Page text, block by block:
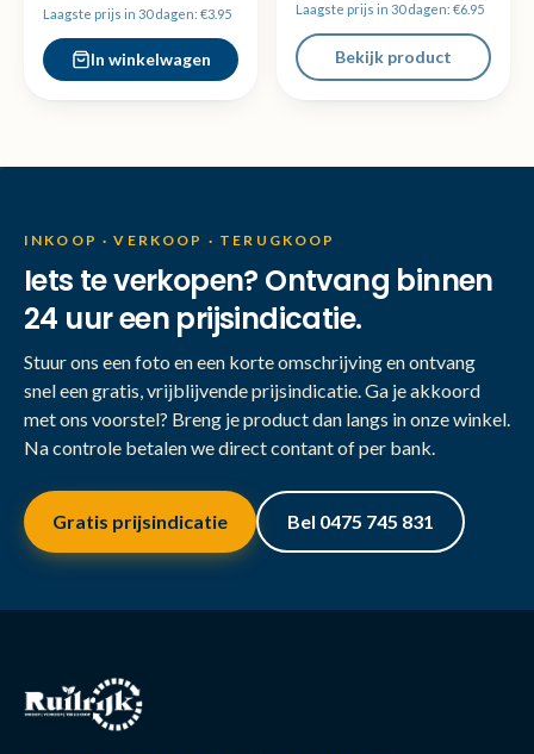
Laagste prijs in 30 dagen: €3.95
In winkelwagen
Laagste prijs in 30 dagen: €6.95
Bekijk product
INKOOP · VERKOOP · TERUGKOOP
Iets te verkopen? Ontvang binnen
24 uur een prijsindicatie.
Stuur ons een foto en een korte omschrijving en ontvang
snel een gratis, vrijblijvende prijsindicatie. Ga je akkoord
met ons voorstel? Breng je product dan langs in onze winkel.
Na controle betalen we direct contant of per bank.
Gratis prijsindicatie Bel 0475 745 831